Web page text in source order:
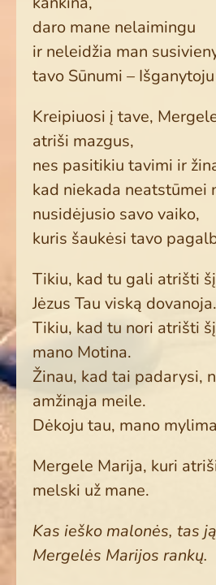
daro mane nelaimingu
ir neleidžia man
tavo Sūnumi – Išganytoju
Kreipiuosi į tave,
atriši mazgus,
nes pasitikiu tavimi ir
kad niekada neatstūmei
nusidėjusio savo vaiko,
kuris šaukėsi tavo
Tikiu, kad tu gali atrišti
Jėzus Tau viską dovanoja.
Tikiu, kad tu nori atrišti
mano Motina.
Žinau, kad tai padarysi,
amžinąja meile.
Dėkoju tau, mano
Mergele Marija, kuri
melski už mane.
Kas ieško malonės, tas
Mergelės Marijos rankų.